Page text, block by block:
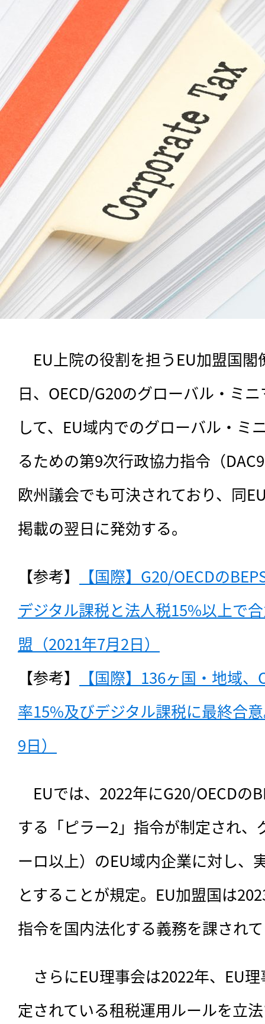
EU上院の役割を担うEU加盟国閣
日、OECD/G20のグローバル・ミ
して、EU域内でのグローバル・ミ
るための第9次行政協力指令（
欧州議会でも可決されており、同
掲載の翌日に発効する。
【参考】
【国際】G20/OECDの
デジタル課税と法人税15%以上で
盟（2021年7月2日）
【参考】
【国際】136ヶ国・地域
率15%及びデジタル課税に最終合
9日）
EUでは、 2022年にG20/OECDの
する「ピラー2」指令が制定され、
ーロ以上）のEU域内企業に対し、
とすることが規定。EU加盟国は
指令を国内法化する義務を課され
さらにEU理事会は2022年、EU
定されている租税運用ルールを立